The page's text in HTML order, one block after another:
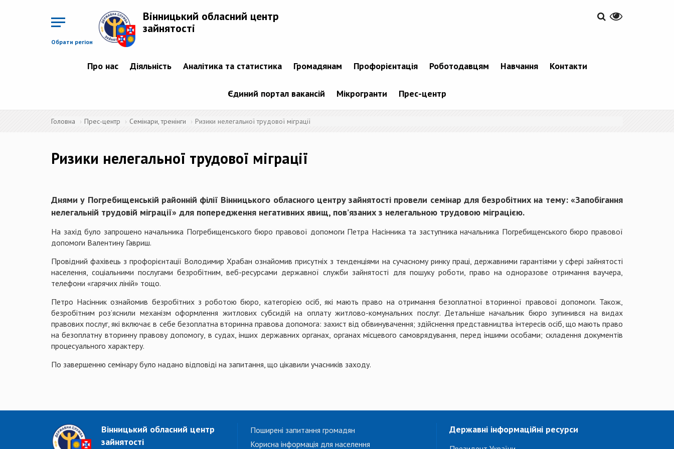
Обрати регіон
Вінницький обласний центр
зайнятості
Про нас Діяльність Аналітика та статистика Громадянам Профорієнтація Роботодавцям Навчання Контакти
Єдиний портал вакансій Мікрогранти Прес-центр
Головна Прес-центр Семінари, тренінги Ризики нелегальної трудової міграції
Ризики нелегальної трудової міграції
Днями у Погребищенській районній філії Вінницького обласного центру зайнятості провели семінар для безробітних на тему: «Запобігання
нелегальній трудовій міграції» для попередження негативних явищ, пов’язаних з нелегальною трудовою міграцією.
На захід було запрошено начальника Погребищенського бюро правової допомоги Петра Насінника та заступника начальника Погребищенського бюро правової
допомоги Валентину Гавриш.
Провідний фахівець з профорієнтації Володимир Храбан ознайомив присутніх з тенденціями на сучасному ринку праці, державними гарантіями у сфері зайнятості
населення, соціальними послугами безробітним, веб-ресурсами державної служби зайнятості для пошуку роботи, право на одноразове отримання ваучера,
телефони «гарячих ліній» тощо.
Петро Насінник ознайомив безробітних з роботою бюро, категорією осіб, які мають право на отримання безоплатної вторинної правової допомоги. Також,
безробітним роз’яснили механізм оформлення житлових субсидій на оплату житлово-комунальних послуг. Детальніше начальник бюро зупинився на видах
правових послуг, які включає в себе безоплатна вторинна правова допомога: захист від обвинувачення; здійснення представництва інтересів осіб, що мають право
на безоплатну вторинну правову допомогу, в судах, інших державних органах, органах місцевого самоврядування, перед іншими особами; складення документів
процесуального характеру.
По завершенню семінару було надано відповіді на запитання, що цікавили учасників заходу.
Вінницький обласний центр
зайнятості
Поширені запитання громадян
Корисна інформація для населення
Державні інформаційні ресурси